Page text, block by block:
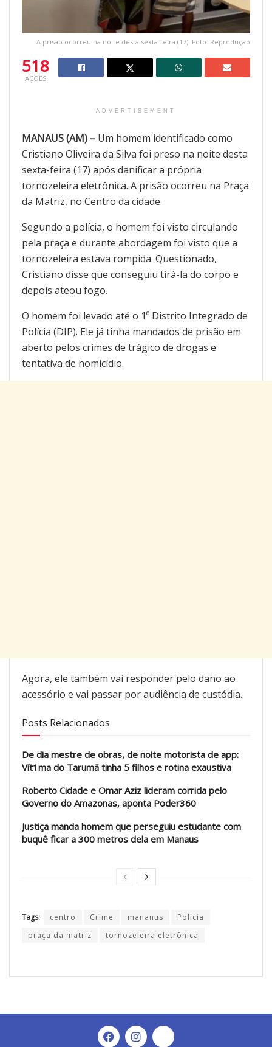
A prisão ocorreu na noite desta sexta-feira (17). Foto: Reprodução
518
AÇÕES
ADVERTISEMENT
MANAUS (AM) – Um homem identificado como
Cristiano Oliveira da Silva foi preso na noite desta
sexta-feira (17) após danificar a própria
tornozeleira eletrônica. A prisão ocorreu na Praça
da Matriz, no Centro da cidade.
Segundo a polícia, o homem foi visto circulando
pela praça e durante abordagem foi visto que a
tornozeleira estava rompida. Questionado,
Cristiano disse que conseguiu tirá-la do corpo e
depois ateou fogo.
O homem foi levado até o 1º Distrito Integrado de
Polícia (DIP). Ele já tinha mandados de prisão em
aberto pelos crimes de trágico de drogas e
tentativa de homicídio.
Agora, ele também vai responder pelo dano ao
acessório e vai passar por audiência de custódia.
Posts Relacionados
De dia mestre de obras, de noite motorista de app:
Vít1ma do Tarumã tinha 5 filhos e rotina exaustiva
Roberto Cidade e Omar Aziz lideram corrida pelo
Governo do Amazonas, aponta Poder360
Justiça manda homem que perseguiu estudante com
buquê ficar a 300 metros dela em Manaus
Tags: centro Crime mananus
Policia
praça da matriz
tornozeleira eletrônica